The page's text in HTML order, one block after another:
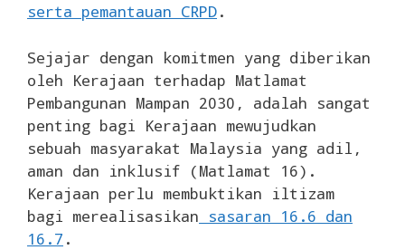
serta pemantauan CRPD.
Sejajar dengan komitmen yang diberikan
oleh Kerajaan terhadap Matlamat
Pembangunan Mampan 2030, adalah sangat
penting bagi Kerajaan mewujudkan
sebuah masyarakat Malaysia yang adil,
aman dan inklusif (Matlamat 16).
Kerajaan perlu membuktikan iltizam
bagi merealisasikan sasaran 16.6 dan
16.7 .